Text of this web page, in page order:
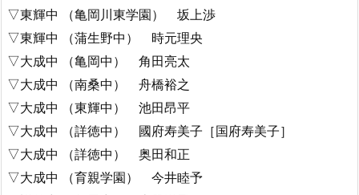
▽東輝中 （亀岡川東学園） 坂上渉
▽東輝中 （蒲生野中） 時元理央
▽大成中 （亀岡中） 角田亮太
▽大成中 （南桑中） 舟橋裕之
▽大成中 （東輝中） 池田昂平
▽大成中 （詳徳中） 國府寿美子［国府寿美子］
▽大成中 （詳徳中） 奥田和正
▽大成中 （育親学園） 今井睦予